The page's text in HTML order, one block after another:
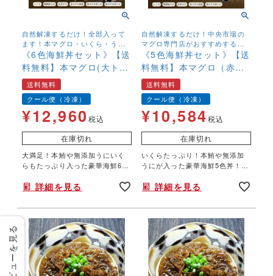
自然解凍するだけ！全部入って
ます！本マグロ・いくら・うに
のスペシャル海鮮6色丼セット。
【送料無料】でお届け♪
《6色海鮮丼セット》【送
料無料】本マグロ(大ト
ロ・中トロ・赤身・ネギ
トロ)イクラ 無添加ウニ
850g
送料無料
クール便（冷凍）
¥12,960 税込
在庫切れ
大満足！本鮪や無添加うにいく
らもたっぷり入った豪華海鮮6色
おすすめする本鮪大トロ入り♪
詳細を見る
自然解凍するだけ！中央市場の
マグロ専門店がおすすめする本
鮪入り！簡単贅沢な海鮮5色丼セ
ット。【送料無料】でお届け♪
《5色海鮮丼セット》【送
料無料】本マグロ（赤
身・中トロ・ネギトロ）
イクラ 無添加ウニ 730g
送料無料
クール便（冷凍）
¥10,584税込
在庫切れ
いくらたっぷり！本鮪や無添加
うにが入った豪華海鮮5色丼！中
めする本鮪入り
詳細を見る
レビューを見る